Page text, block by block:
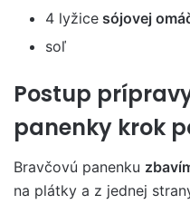
4 lyžice sójovej
soľ
Postup
panenky krok
Bravčovú panenku
na plátky a z jednej